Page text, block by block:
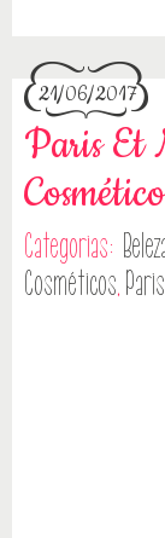
21/06/2017
Paris Et
Categorias:
Cosméticos,